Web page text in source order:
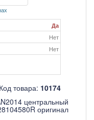
Да
Нет
Нет
Код товара: 10174
центральный
оригинал